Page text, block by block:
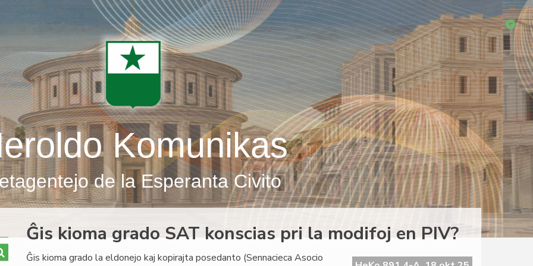
Komunikas
de la Esperanta Civito
Ĝis kioma grado SAT konscias pri la modifoj en PIV?
Ĝis kioma grado la eldonejo kaj kopirajta posedanto (Sennacieca Asocio